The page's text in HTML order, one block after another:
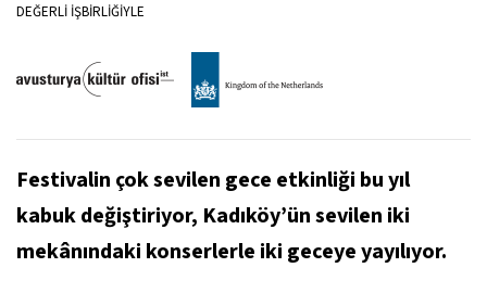
DEĞERLİ İŞBİRLİĞİYLE
Festivalin çok sevilen gece etkinliği bu yıl
kabuk değiştiriyor, Kadıköy’ün sevilen iki
mekânındaki konserlerle iki geceye yayılıyor.